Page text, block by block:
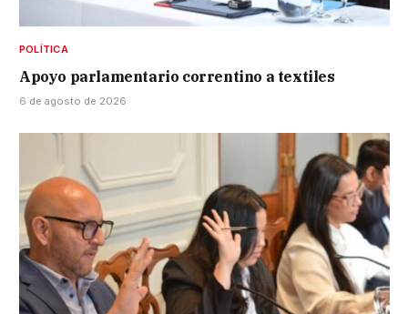
POLÍTICA
Apoyo parlamentario correntino a textiles
6 de agosto de 2026